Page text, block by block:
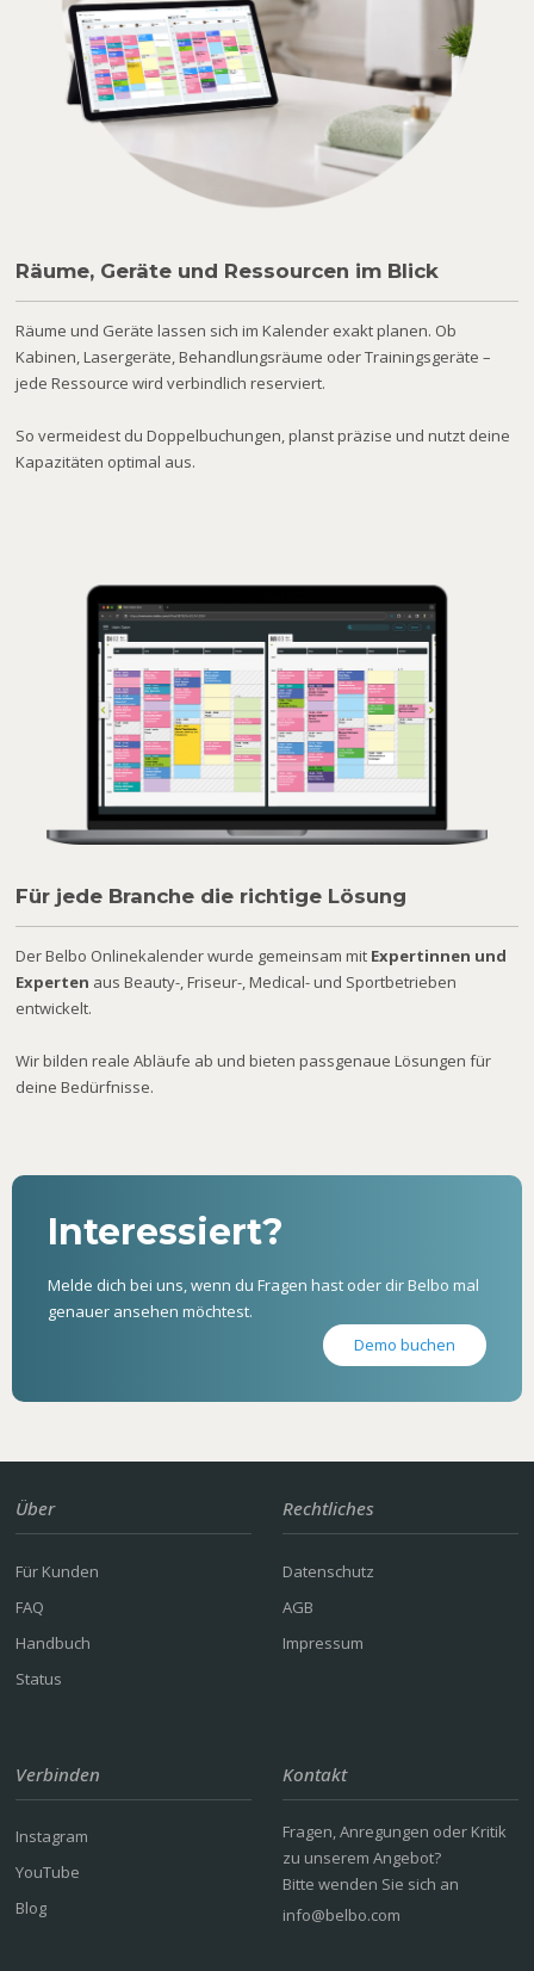
Räume, Geräte und Ressourcen im Blick
Räume und Geräte lassen sich im Kalender exakt planen. Ob
Kabinen, Lasergeräte, Behandlungsräume oder Trainingsgeräte –
jede Ressource wird verbindlich reserviert.
So vermeidest du Doppelbuchungen, planst präzise und nutzt deine
Kapazitäten optimal aus.
Für jede Branche die richtige Lösung
Der Belbo Onlinekalender wurde gemeinsam mit Expertinnen und
Experten aus Beauty-, Friseur-, Medical- und Sportbetrieben
entwickelt.
Wir bilden reale Abläufe ab und bieten passgenaue Lösungen für
deine Bedürfnisse.
Interessiert?
Melde dich bei uns, wenn du Fragen hast oder dir Belbo mal
genauer ansehen möchtest.
Demo buchen
Über
Für Kunden
FAQ
Handbuch
Status
Rechtliches
Datenschutz
AGB
Impressum
Verbinden
Instagram
YouTube
Blog
Kontakt
Fragen, Anregungen oder Kritik
zu unserem Angebot?
Bitte wenden Sie sich an
info@belbo.com